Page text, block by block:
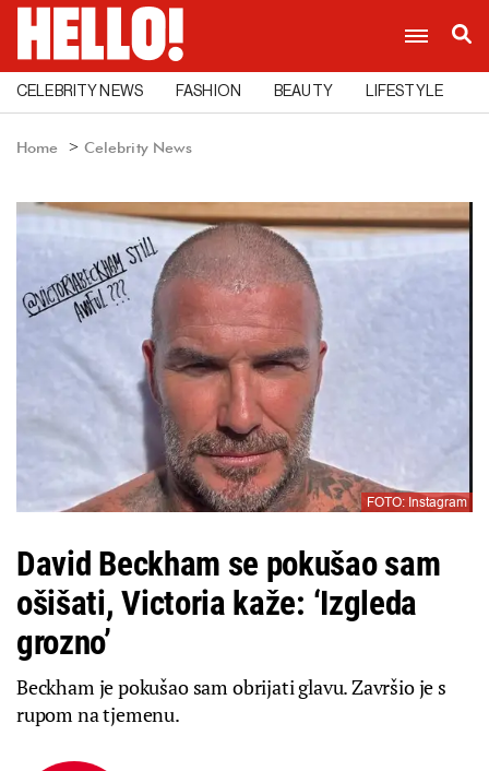
CELEBRITY NEWS FASHION BEAUTY LIFESTYLE
Home Celebrity News
FOTO: Instagram
David Beckham se pokušao sam
ošišati, Victoria kaže: ‘Izgleda
grozno’
Beckham je pokušao sam obrijati glavu. Završio je s
rupom na tjemenu.